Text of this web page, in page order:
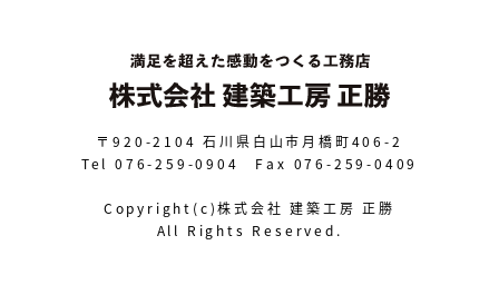
〒920-2104 石川県白山市月橋町406-2
Tel 076-259-0904 Fax 076-259-0409
Copyright(c)株式会社 建築工房 正勝
All Rights Reserved.